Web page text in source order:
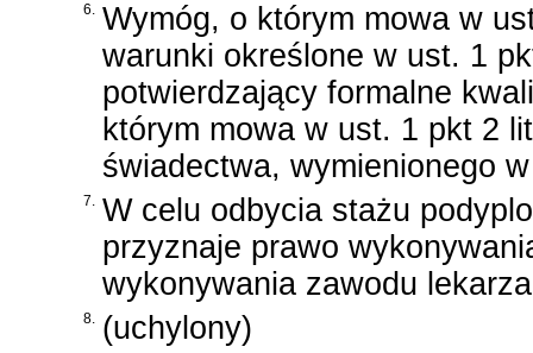
6. Wymóg, o którym mowa w
warunki określone w ust. 1
potwierdzający formalne
którym mowa w ust. 1 pkt 2
świadectwa, wymienionego
7. W celu odbycia stażu
przyznaje prawo
wykonywania zawodu
8. (uchylony)